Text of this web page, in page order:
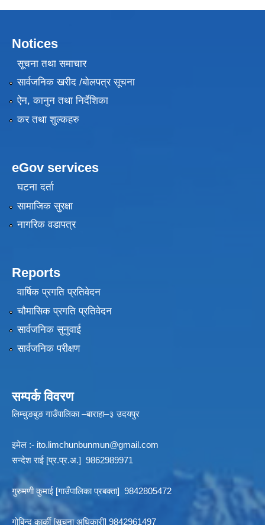
Notices
सूचना तथा समाचार
सार्वजनिक खरीद /बोलपत्र सूचना
ऐन, कानुन तथा निर्देशिका
कर तथा शुल्कहरु
eGov services
घटना दर्ता
सामाजिक सुरक्षा
नागरिक वडापत्र
Reports
वार्षिक प्रगति प्रतिवेदन
चौमासिक प्रगति प्रतिवेदन
सार्वजनिक सुनुवाई
सार्वजनिक परीक्षण
सम्पर्क विवरण
लिम्चुङबुङ गाउँपालिका –बाराहा–३ उदयपुर
इमेल :- ito.limchunbunmun@gmail.com
सन्देश राई [प्र.प्र.अ.] 9862989971
गुरुमणी कुमाई [गाउँपालिका प्रबक्ता] 9842805472
गोबिन्द कार्की [सूचना अधिकारी] 9842961497